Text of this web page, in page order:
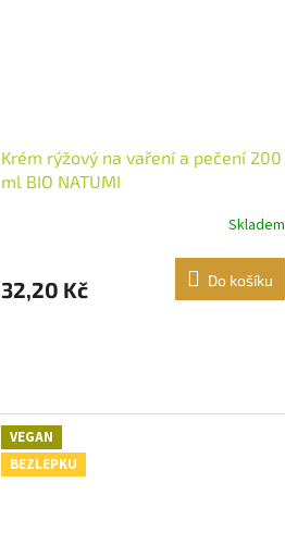
Krém rýžový na vaření a pečení 200
ml BIO NATUMI
Skladem
32,20 Kč Do košíku
VEGAN
BEZLEPKU